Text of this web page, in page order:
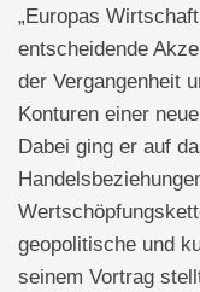
„Europas
entscheidende
der Vergangenheit
Konturen einer
Dabei ging er auf
geopolitische und
seinem Vortrag